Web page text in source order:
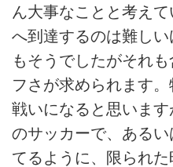
ん大事なことと考え
へ到達するのは難し
もそうでしたがそれ
フさが求められます
戦いになると思いま
のサッカーで、ある
てるように、限られ